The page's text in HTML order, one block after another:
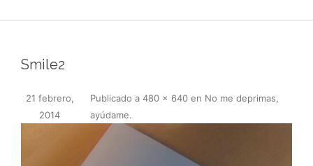
Smile2
Publicado
21 febrero,
2014
a 480 × 640 en No me deprimas,
ayúdame.